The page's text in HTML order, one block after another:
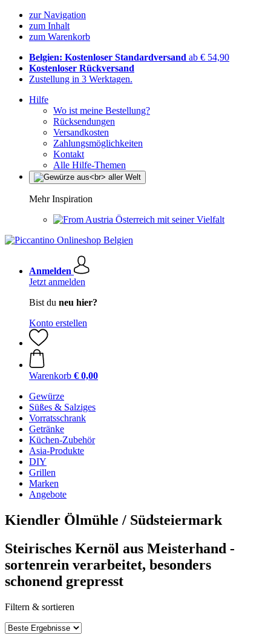
zur Navigation
zum Inhalt
zum Warenkorb
Belgien: Kostenloser Standardversand ab € 54,90
Kostenloser Rückversand
Zustellung in 3 Werktagen.
Hilfe
Wo ist meine Bestellung?
Rücksendungen
Versandkosten
Zahlungsmöglichkeiten
Kontakt
Alle Hilfe-Themen
Mehr Inspiration
Österreich mit seiner Vielfalt
Anmelden
Jetzt anmelden
Bist du neu hier?
Konto erstellen
Warenkorb € 0,00
Gewürze
Süßes & Salziges
Vorratsschrank
Getränke
Küchen-Zubehör
Asia-Produkte
DIY
Grillen
Marken
Angebote
Kiendler Ölmühle / Südsteiermark
Steirisches Kernöl aus Meisterhand -
sortenrein verarbeitet, besonders
schonend grepresst
Filtern & sortieren